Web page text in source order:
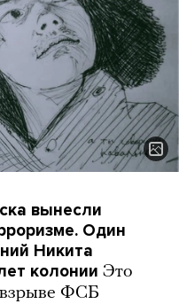
вынесли
Один
Никита
колонии Это
взрыве ФСБ